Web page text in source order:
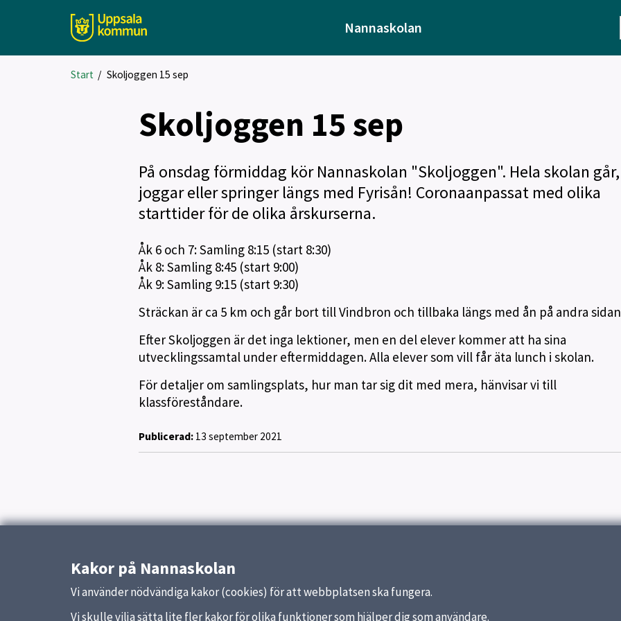
Nannaskolan
Start / Skoljoggen 15 sep
Skoljoggen 15 sep
På onsdag förmiddag kör Nannaskolan "Skoljoggen". Hela skolan går,
joggar eller springer längs med Fyrisån! Coronaanpassat med olika
starttider för de olika årskurserna.
Åk 6 och 7: Samling 8:15 (start 8:30)
Åk 8: Samling 8:45 (start 9:00)
Åk 9: Samling 9:15 (start 9:30)
Sträckan är ca 5 km och går bort till Vindbron och tillbaka längs med ån på andra
Efter Skoljoggen är det inga lektioner, men en del elever kommer att ha sina
utvecklingssamtal under eftermiddagen. Alla elever som vill får äta lunch i skolan.
För detaljer om samlingsplats, hur man tar sig dit med mera, hänvisar vi till
klassföreståndare.
Publicerad:13 september 2021
Kakor på Nannaskolan
Vi använder nödvändiga kakor (cookies) för att webbplatsen ska fungera.
Vi skulle vilja sätta lite fler kakor för olika funktioner som hjälper dig som användare.